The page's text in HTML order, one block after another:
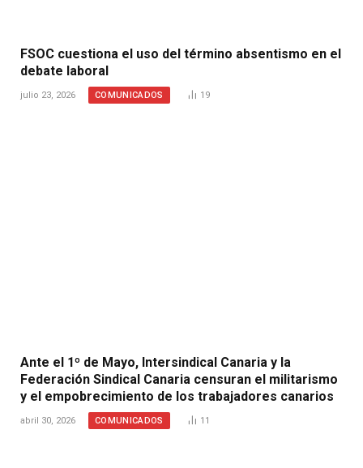
FSOC cuestiona el uso del término absentismo en el
debate laboral
julio 23, 2026 COMUNICADOS 19
Ante el 1º de Mayo, Intersindical Canaria y la
Federación Sindical Canaria censuran el militarismo
y el empobrecimiento de los trabajadores canarios
abril 30, 2026 COMUNICADOS 11